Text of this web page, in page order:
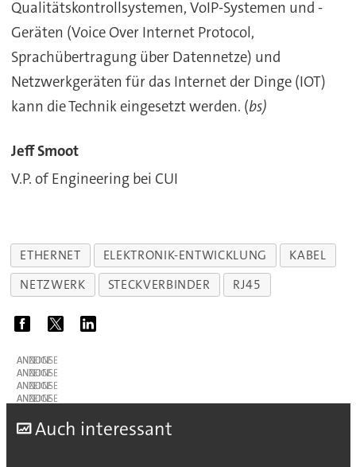
Qualitätskontrollsystemen, VoIP-Systemen und -
Geräten (Voice Over Internet Protocol,
Sprachübertragung über Datennetze) und
Netzwerkgeräten für das Internet der Dinge (IOT)
kann die Technik eingesetzt werden. (bs)
Jeff Smoot
V.P. of Engineering bei CUI
ETHERNET ELEKTRONIK-ENTWICKLUNG
KABEL
NETZWERK
STECKVERBINDER RJ45
ANZEIGE
ANZEIGE
ANZEIGE
ANZEIGE
Auch interessant